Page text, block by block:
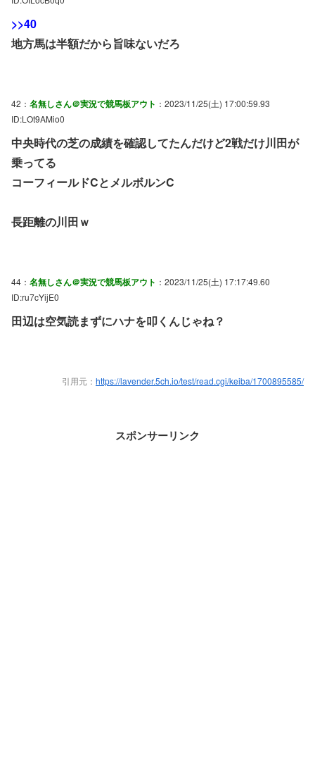
>>40
地方馬は半額だから旨味ないだろ
42： 名無しさん＠実況で競馬板アウト ：2023/11/25(土) 17:00:59.93
ID:LOt9AMio0
中央時代の芝の成績を確認してたんだけど2戦だけ川田が
乗ってる
コーフィールドCとメルボルンC
長距離の川田ｗ
44： 名無しさん＠実況で競馬板アウト ：2023/11/25(土) 17:17:49.60
ID:ru7cYijE0
田辺は空気読まずにハナを叩くんじゃね？
引用元： https://lavender.5ch.io/test/read.cgi/keiba/1700895585/
スポンサーリンク